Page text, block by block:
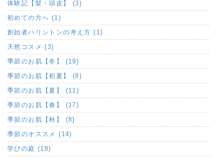
体験記【髪・頭皮】 (3)
初めての方へ (1)
創始者ハリントンの考え方 (1)
天然コスメ (3)
季節のお肌【冬】 (19)
季節のお肌【初夏】 (8)
季節のお肌【夏】 (11)
季節のお肌【春】 (17)
季節のお肌【秋】 (8)
季節のオススメ (14)
学びの庭 (18)